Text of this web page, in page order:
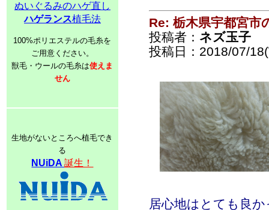
ぬいぐるみのハゲ直し
ハゲランス植毛法
100%ポリエステルの毛糸を
ご用意ください。
獣毛・ウールの毛糸は使えま
せん
生地がないところへ植毛でき
る
NUiDA誕生！
Re: 栃木県宇都宮市
投稿者： ネズ玉子
投稿日：2018/07/
居心地はとても良